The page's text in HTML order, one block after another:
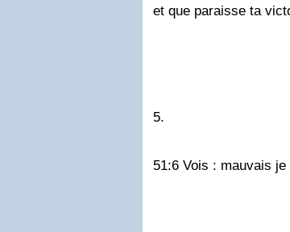
et que paraisse ta
5.
51:6 Vois : mauvais